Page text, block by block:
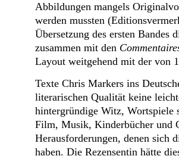
Abbildungen mangels
werden mussten
Übersetzung des ersten Bandes
zusammen mit den
Layout weitgehend mit der von
Texte Chris Markers ins
literarischen Qualität keine
hintergründige Witz, Wortspiele
Film, Musik, Kinderbücher und
Herausforderungen, denen sich
haben. Die Rezensentin hätte